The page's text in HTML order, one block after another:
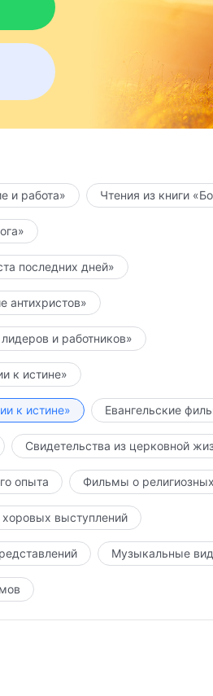
и работа» Чтения из книги
последних дней»
антихристов»
и работников»
к истине»
к истине» Евангельские
Свидетельства из церковной
опыта Фильмы о
выступлений
Музыкальные